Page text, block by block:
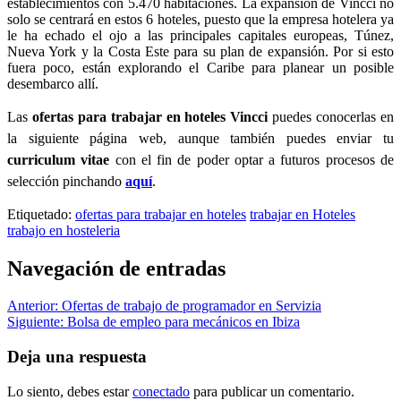
solo se centrará en estos 6 hoteles, puesto que la empresa hotelera ya
le ha echado el ojo a las principales capitales europeas, Túnez,
Nueva York y la Costa Este para su plan de expansión. Por si esto
fuera poco, están explorando el Caribe para planear un posible
desembarco allí.
Las ofertas para trabajar en hoteles Vincci puedes conocerlas en
la siguientepágina web, aunque también puedes enviar tu
curriculum vitae con el fin de poder optar a futuros procesos de
selección pinchando aquí.
Etiquetado: ofertas para trabajar en hoteles trabajar en Hoteles
trabajo en hosteleria
Navegación de entradas
Anterior: Ofertas de trabajo de programador en Servizia
Siguiente: Bolsa de empleo para mecánicos en Ibiza
Deja una respuesta
Lo siento, debes estarconectado para publicar un comentario.